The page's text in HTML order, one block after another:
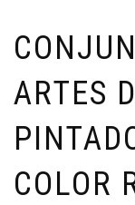
ARTES
COLOR